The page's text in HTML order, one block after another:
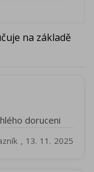
na základě
doruceni
, 13. 11. 2025